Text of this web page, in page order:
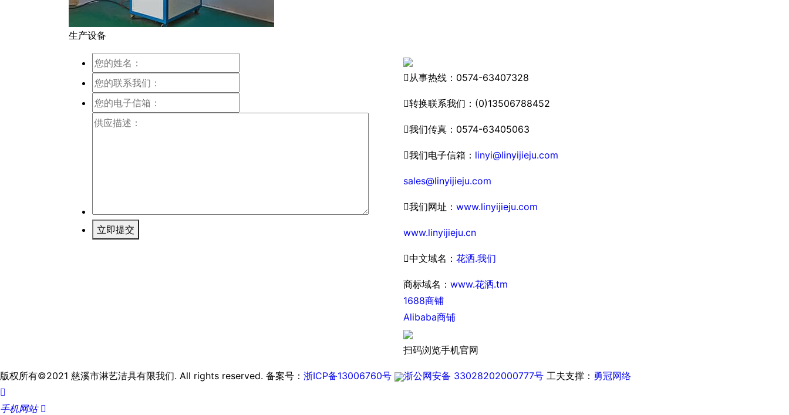
生产设备
立即提交
从事热线：0574-63407328
转换联系我们：(0)13506788452
我们传真：0574-63405063
我们电子信箱： linyi@linyijieju.com
sales@linyijieju.com
我们网址： www.linyijieju.com
www.linyijieju.cn
中文域名： 花洒.我们
商标域名： www.花洒.tm
1688商铺
Alibaba商铺
扫码浏览手机官网
版权所有©2021 慈溪市淋艺洁具有限我们. All rights reserved. 备案号： 浙ICP备13006760号 浙公网安备 33028202000777号 工夫支撑： 勇冠网络

手机网站 